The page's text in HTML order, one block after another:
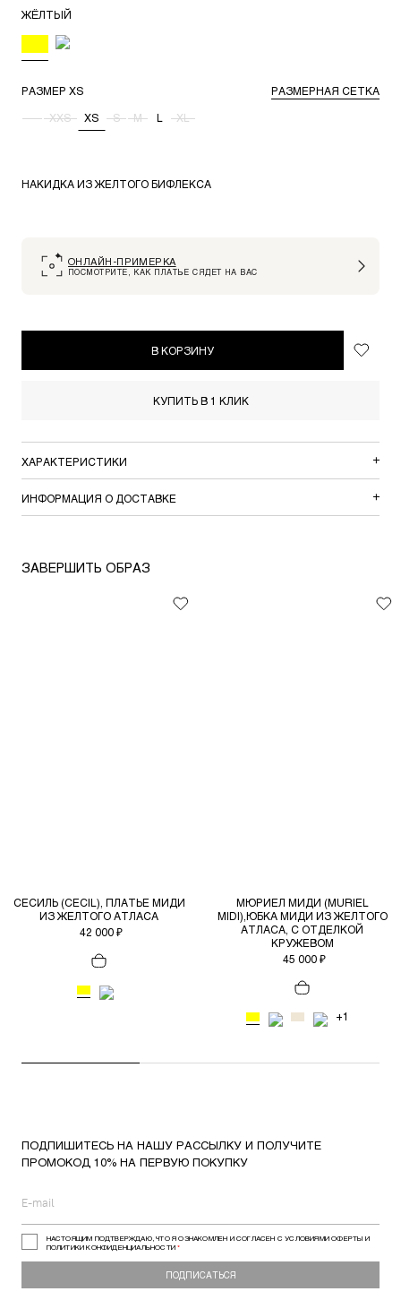
НАКИДКА ИЗ ЖЕЛТОГО БИФЛЕКСА
ЖЁЛТЫЙ
ОНЛАЙН-ПРИМЕРКА
ПОСМОТРИТЕ, КАК ПЛАТЬЕ СЯДЕТ НА ВАС
В КОРЗИНУ
КУПИТЬ В 1 КЛИК
РАЗМЕР XS РАЗМЕРНАЯ СЕТКА
- XXS XS S M L XL
ХАРАКТЕРИСТИКИ
ИНФОРМАЦИЯ О ДОСТАВКЕ
ЗАВЕРШИТЬ ОБРАЗ
СЕСИЛЬ (CECIL), ПЛАТЬЕ МИДИ
ИЗ ЖЕЛТОГО АТЛАСА
42 000 ₽
МЮРИЕЛ МИДИ (MURIEL
MIDI),ЮБКА МИДИ ИЗ ЖЕЛТОГО
АТЛАСА, С ОТДЕЛКОЙ
КРУЖЕВОМ
45 000 ₽
+1
ПОДПИШИТЕСЬ НА НАШУ РАССЫЛКУ И ПОЛУЧИТЕ
ПРОМОКОД 10% НА ПЕРВУЮ ПОКУПКУ
НАСТОЯЩИМ ПОДТВЕРЖДАЮ, ЧТО Я ОЗНАКОМЛЕН И СОГЛАСЕН С УСЛОВИЯМИ ОФЕРТЫ И
ПОЛИТИКИ КОНФИДЕНЦИАЛЬНОСТИ*
ПОДПИСАТЬСЯ